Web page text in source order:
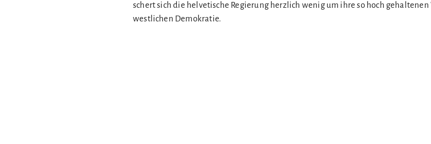
schert sich die helvetische Regierung herzlich wenig um ihre so hoch gehaltenen
westlichen Demokratie.